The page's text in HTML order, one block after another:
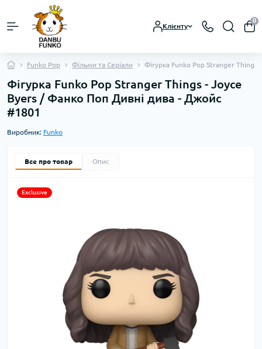
Клієнту
0
Funko Pop Фільми та Серіали Фігурка Funko Pop Stranger
Фігурка Funko Pop Stranger Things - Joyce
Byers / Фанко Поп Дивні дива - Джойс
#1801
Виробник: Funko
Все про товар Опис
Exclusive